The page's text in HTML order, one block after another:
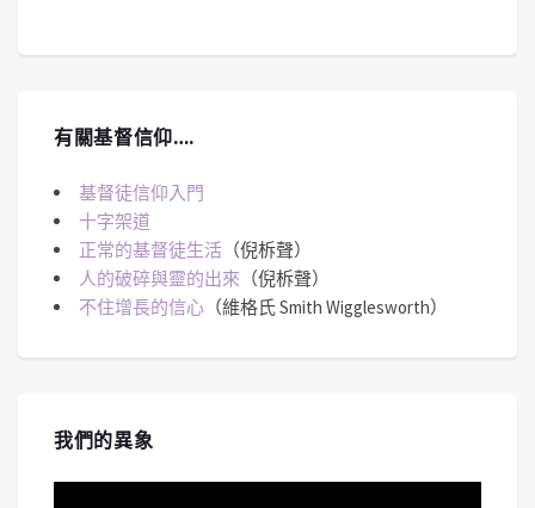
有關基督信仰….
基督徒信仰入門
十字架道
正常的基督徒生活 （倪柝聲）
人的破碎與靈的出來 （倪柝聲）
不住增長的信心 （維格氏 Smith Wigglesworth）
我們的異象